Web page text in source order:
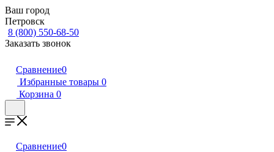
Ваш город
Петровск
8 (800) 550-68-50
Заказать звонок
Сравнение0
Избранные товары 0
Корзина 0
Сравнение0